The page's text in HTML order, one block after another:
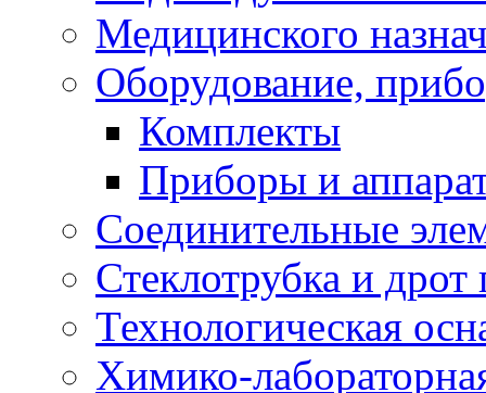
Медицинского
Оборудование,
Комплекты
Приборы и
Соединительные
Стеклотрубка и дрот
Технологическая
Химико-